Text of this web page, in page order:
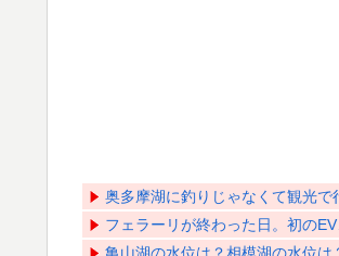
奥多摩湖に釣りじゃなくて観光で
フェラーリが終わった日。初の
亀山湖の水位は？相模湖の水位は